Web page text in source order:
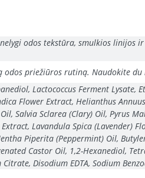
odos tekstūra, smulkios
priežiūros rutiną. Naudokite du
Lactococcus Ferment Lysate,
Flower Extract, Helianthus
Salvia Sclarea (Clary) Oil, Pyrus
Lavandula Spica (Lavender)
Piperita (Peppermint) Oil,
Castor Oil, 1,2-Hexanediol,
Disodium EDTA, Sodium